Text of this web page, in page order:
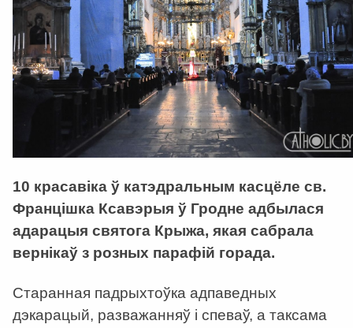
10 красавіка ў катэдральным касцёле св.
Францішка Ксавэрыя ў Гродне адбылася
адарацыя святога Крыжа, якая сабрала
вернікаў з розных парафій горада.
Старанная падрыхтоўка адпаведных
дэкарацый, разважанняў і спеваў, а таксама